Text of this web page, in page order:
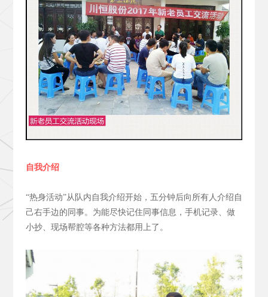
自我介绍
“热身活动”从队内自我介绍开始，五分钟后向所有人介绍自
己右手边的同事。为能尽快记住同事信息，手机记录、做
小抄、现场帮腔等各种方法都用上了。